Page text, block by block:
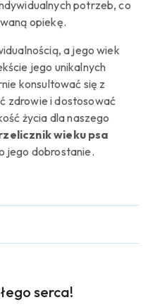
potrzeb, co
opiekę.
a jego wiek
jego unikalnych
konsultować się z
zdrowie i dostosować
życia dla naszego
wieku psa
jego dobrostanie.
serca!